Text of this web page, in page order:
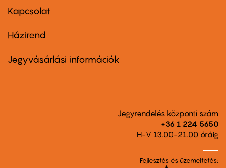
firstKapcsolat
Footer
second
Házirend
Jegyvásárlási információk
Jegyrendelés központi szám
+36 1 224 5650
H-V 13.00-21.00 óráig
Fejlesztés és üzemeltetés: